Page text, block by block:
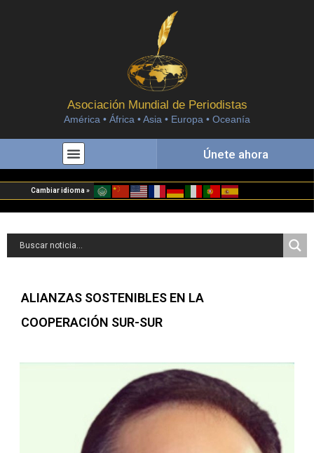
Asociación Mundial de Periodistas
América • África • Asia • Europa • Oceanía
Únete ahora
Cambiar idioma »
ALIANZAS SOSTENIBLES EN LA
COOPERACIÓN SUR-SUR